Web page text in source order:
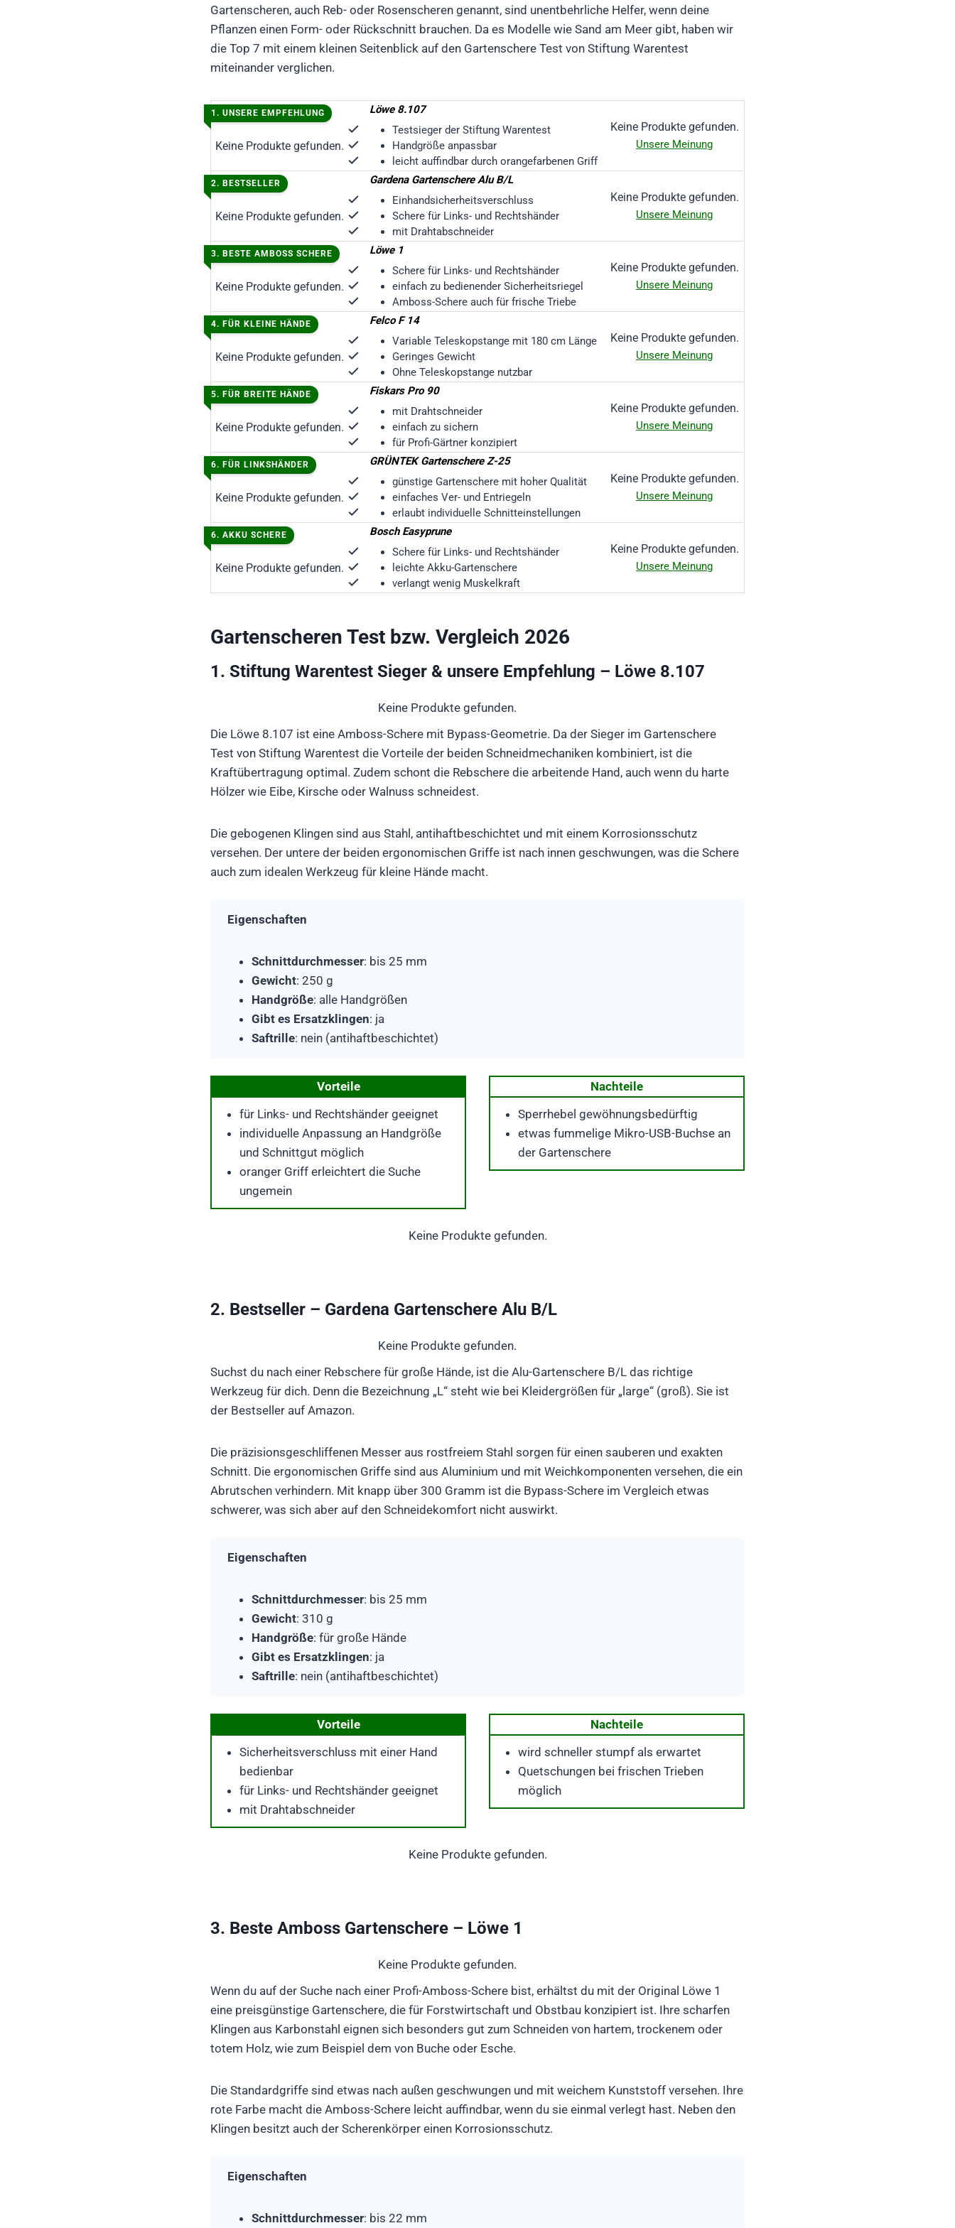
Gartenscheren, auch Reb- oder Rosenscheren genannt, sind unentbehrliche Helfer, wenn deine
Pflanzen einen Form- oder Rückschnitt brauchen. Da es Modelle wie Sand am Meer gibt, haben wir
die Top 7 mit einem kleinen Seitenblick auf den Gartenschere Test von Stiftung Warentest
miteinander verglichen.
1. UNSERE EMPFEHLUNG
Keine Produkte gefunden.
Löwe 8.107
Testsieger der Stiftung Warentest
Handgröße anpassbar
leicht auffindbar durch orangefarbenen Griff
Keine Produkte gefunden.
Unsere Meinung
2. BESTSELLER
Keine Produkte gefunden.
Gardena Gartenschere Alu B/L
Einhandsicherheitsverschluss
Schere für Links- und Rechtshänder
mit Drahtabschneider
Keine Produkte gefunden.
Unsere Meinung
3. BESTE AMBOSS SCHERE
Keine Produkte gefunden.
Löwe 1
Schere für Links- und Rechtshänder
einfach zu bedienender Sicherheitsriegel
Amboss-Schere auch für frische Triebe
Keine Produkte gefunden.
Unsere Meinung
4. FÜR KLEINE HÄNDE
Keine Produkte gefunden.
Felco F 14
Variable Teleskopstange mit 180 cm Länge
Geringes Gewicht
Ohne Teleskopstange nutzbar
Keine Produkte gefunden.
Unsere Meinung
5. FÜR BREITE HÄNDE
Keine Produkte gefunden.
Fiskars Pro 90
mit Drahtschneider
einfach zu sichern
für Profi-Gärtner konzipiert
Keine Produkte gefunden.
Unsere Meinung
6. FÜR LINKSHÄNDER
Keine Produkte gefunden.
GRÜNTEK Gartenschere Z-25
günstige Gartenschere mit hoher Qualität
einfaches Ver- und Entriegeln
erlaubt individuelle Schnitteinstellungen
Keine Produkte gefunden.
Unsere Meinung
6. AKKU SCHERE
Keine Produkte gefunden.
Bosch Easyprune
Schere für Links- und Rechtshänder
leichte Akku-Gartenschere
verlangt wenig Muskelkraft
Keine Produkte gefunden.
Unsere Meinung
Gartenscheren Test bzw. Vergleich 2026
1. Stiftung Warentest Sieger & unsere Empfehlung – Löwe 8.107
Keine Produkte gefunden.
Die Löwe 8.107 ist eine Amboss-Schere mit Bypass-Geometrie. Da der Sieger im Gartenschere
Test von Stiftung Warentest die Vorteile der beiden Schneidmechaniken kombiniert, ist die
Kraftübertragung optimal. Zudem schont die Rebschere die arbeitende Hand, auch wenn du harte
Hölzer wie Eibe, Kirsche oder Walnuss schneidest.
Die gebogenen Klingen sind aus Stahl, antihaftbeschichtet und mit einem Korrosionsschutz
versehen. Der untere der beiden ergonomischen Griffe ist nach innen geschwungen, was die Schere
auch zum idealen Werkzeug für kleine Hände macht.
Eigenschaften
Schnittdurchmesser: bis 25 mm
Gewicht: 250 g
Handgröße: alle Handgrößen
Gibt es Ersatzklingen: ja
Saftrille: nein (antihaftbeschichtet)
Vorteile
für Links- und Rechtshänder geeignet
individuelle Anpassung an Handgröße
und Schnittgut möglich
oranger Griff erleichtert die Suche
ungemein
Nachteile
Sperrhebel gewöhnungsbedürftig
etwas fummelige Mikro-USB-Buchse an
der Gartenschere
Keine Produkte gefunden.
2. Bestseller – Gardena Gartenschere Alu B/L
Keine Produkte gefunden.
Suchst du nach einer Rebschere für große Hände, ist die Alu-Gartenschere B/L das richtige
Werkzeug für dich. Denn die Bezeichnung „L“ steht wie bei Kleidergrößen für „large“ (groß). Sie ist
der Bestseller auf Amazon.
Die präzisionsgeschliffenen Messer aus rostfreiem Stahl sorgen für einen sauberen und exakten
Schnitt. Die ergonomischen Griffe sind aus Aluminium und mit Weichkomponenten versehen, die ein
Abrutschen verhindern. Mit knapp über 300 Gramm ist die Bypass-Schere im Vergleich etwas
schwerer, was sich aber auf den Schneidekomfort nicht auswirkt.
Eigenschaften
Schnittdurchmesser: bis 25 mm
Gewicht: 310 g
Handgröße: für große Hände
Gibt es Ersatzklingen: ja
Saftrille: nein (antihaftbeschichtet)
Vorteile
Sicherheitsverschluss mit einer Hand
bedienbar
für Links- und Rechtshänder geeignet
mit Drahtabschneider
Nachteile
wird schneller stumpf als erwartet
Quetschungen bei frischen Trieben
möglich
Keine Produkte gefunden.
3. Beste Amboss Gartenschere – Löwe 1
Keine Produkte gefunden.
Wenn du auf der Suche nach einer Profi-Amboss-Schere bist, erhältst du mit der Original Löwe 1
eine preisgünstige Gartenschere, die für Forstwirtschaft und Obstbau konzipiert ist. Ihre scharfen
Klingen aus Karbonstahl eignen sich besonders gut zum Schneiden von hartem, trockenem oder
totem Holz, wie zum Beispiel dem von Buche oder Esche.
Die Standardgriffe sind etwas nach außen geschwungen und mit weichem Kunststoff versehen. Ihre
rote Farbe macht die Amboss-Schere leicht auffindbar, wenn du sie einmal verlegt hast. Neben den
Klingen besitzt auch der Scherenkörper einen Korrosionsschutz.
Eigenschaften
Schnittdurchmesser: bis 22 mm